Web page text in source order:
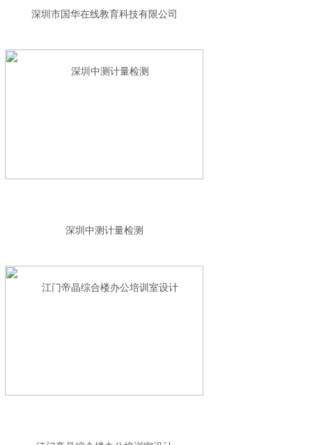
深圳市国华在线教育科技有限公司
深圳中测计量检测